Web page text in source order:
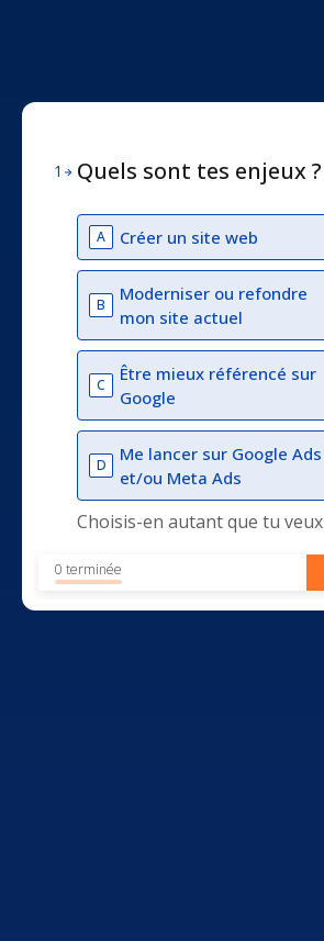
1 Quels sont tes enjeux ?
A Créer un site web
B
Moderniser ou refondre
mon site actuel
C
Être mieux référencé sur
Google
D
Me lancer sur Google Ads
et/ou Meta Ads
Choisis-en autant que tu veux
0 terminée